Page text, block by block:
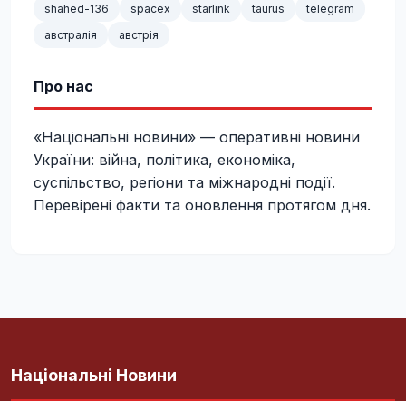
shahed-136
spacex starlink taurus
telegram
австралія
австрія
Про нас
«Національні новини» — оперативні новини
України: війна, політика, економіка,
суспільство, регіони та міжнародні події.
Перевірені факти та оновлення протягом дня.
Національні Новини